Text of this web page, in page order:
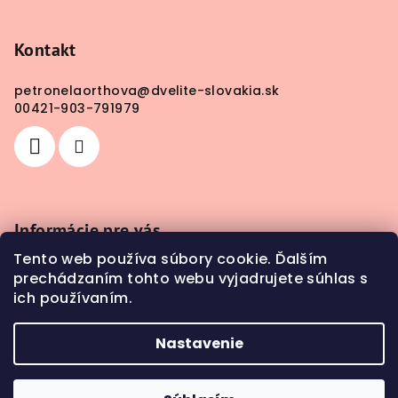
Tento web používa súbory cookie. Ďalším
prechádzaním tohto webu vyjadrujete súhlas s
ich používaním.
Nastavenie
Kontakt
petronelaorthova@dvelite-slovakia.sk
00421-903-791979
Informácie pre vás
Obchodné podmienky
Doprava a platba